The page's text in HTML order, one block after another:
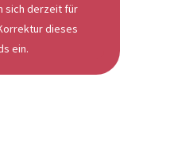
sich derzeit für
dieses
ein.